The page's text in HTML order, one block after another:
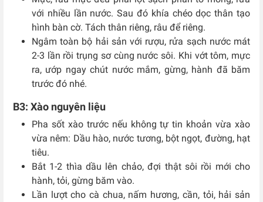
với nhiều lần nước. Sau đó khía chéo dọc thân tạo
hình bàn cờ. Tách thân riêng, râu để riêng.
Ngâm toàn bộ hải sản với rượu, rửa sạch nước mát
2-3 lần rồi trụng sơ cùng nước sôi. Khi vớt tôm, mực
ra, ướp ngay chút nước mắm, gừng, hành đã băm
trước đó nhé.
B3: Xào nguyên liệu
Pha sốt xào trước nếu không tự tin khoản vừa xào
vừa nêm: Dầu hào, nước tương, bột ngọt, đường, hạt
tiêu.
Bắt 1-2 thìa dầu lên chảo, đợi thật sôi rồi mới cho
hành, tỏi, gừng băm vào.
Lần lượt cho cà chua, nấm hương, cần, tỏi, hải sản